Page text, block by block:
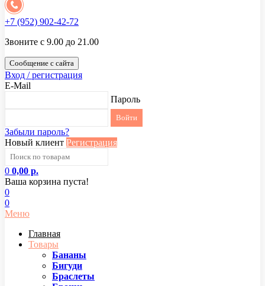
+7 (952) 902-42-72
Звоните с 9.00 до 21.00
Сообщение с сайта
Вход / регистрация
E-Mail
Пароль
Забыли пароль?
Новый клиент Регистрация
0 0,00 р.
Ваша корзина пуста!
0
0
Меню
Главная
Товары
Бананы
Бигуди
Браслеты